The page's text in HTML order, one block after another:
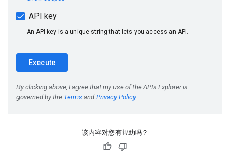
该内容对您有帮助吗？